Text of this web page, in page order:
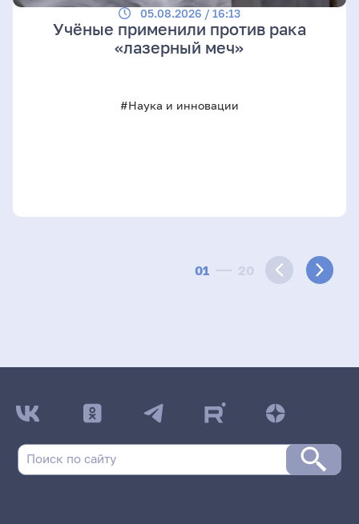
01 20
05.08.2026 / 16:13
Учёные применили против рака
«лазерный меч»
#Наука и инновации